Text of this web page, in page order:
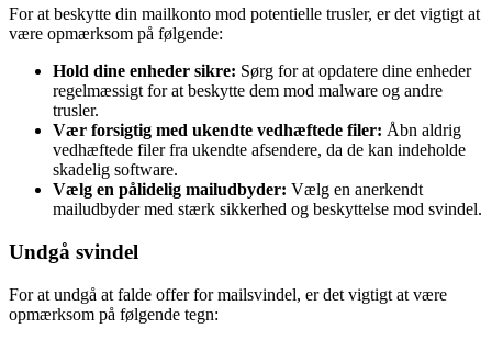
For at beskytte din mailkonto mod potentielle trusler, er det vigtigt at
være opmærksom på følgende:
Hold dine enheder sikre: Sørg for at opdatere dine enheder
regelmæssigt for at beskytte dem mod malware og andre
trusler.
Vær forsigtig med ukendte vedhæftede filer: Åbn aldrig
vedhæftede filer fra ukendte afsendere, da de kan indeholde
skadelig software.
Vælg en pålidelig mailudbyder: Vælg en anerkendt
mailudbyder med stærk sikkerhed og beskyttelse mod svindel.
Undgå svindel
For at undgå at falde offer for mailsvindel, er det vigtigt at være
opmærksom på følgende tegn: